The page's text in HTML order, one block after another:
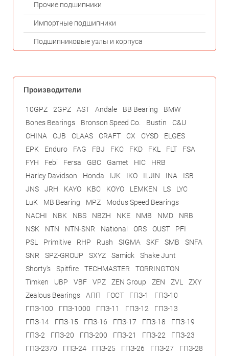
Прочие подшипники
Импортные подшипники
Подшипниковые узлы и корпуса
Производители
10GPZ 2GPZ AST Andale BB Bearing
BMW
Bones Bearings
Bronson Speed Co. Bustin
C&U
CHINA
CJB CLAAS CRAFT CX CYSD
ELGES
EPK
Enduro FAG FBJ FKC FKD FKL FLT
FSA
FYH
Febi Fersa GBC Gamet HIC
HRB
Harley Davidson
Honda IJK IKO ILJIN INA
ISB
JNS
JRH KAYO KBC KOYO LEMKEN LS
LYC
LuK
MB Bearing MPZ
Modus Speed Bearings
NACHI
NBK NBS NBZH NKE NMB NMD
NRB
NSK
NTN NTN-SNR National ORS OUST
PFI
PSL
Primitive RHP Rush SIGMA SKF SMB
SNFA
SNR
SPZ-GROUP SXYZ Samick
Shake Junt
Shorty's
Spitfire TECHMASTER
TORRINGTON
Timken
UBP VBF VPZ ZEN Group ZEN ZVL
ZXY
Zealous Bearings
АПП ГОСТ ГПЗ-1
ГПЗ-10
ГПЗ-100
ГПЗ-1000 ГПЗ-11 ГПЗ-12
ГПЗ-13
ГПЗ-14
ГПЗ-15 ГПЗ-16 ГПЗ-17 ГПЗ-18
ГПЗ-19
ГПЗ-2
ГПЗ-20 ГПЗ-200 ГПЗ-21 ГПЗ-22
ГПЗ-23
ГПЗ-2370
ГПЗ-24 ГПЗ-25 ГПЗ-26 ГПЗ-27 ГПЗ-28